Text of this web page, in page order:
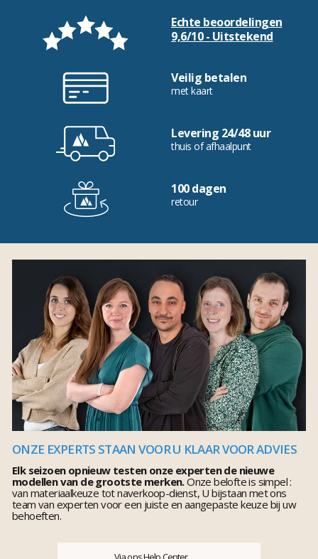
Echte beoordelingen
9,6/10 - Uitstekend
Veilig betalen
met kaart
Levering 24/48 uur
thuis of afhaalpunt
100 dagen
retour
ONZE EXPERTS STAAN VOOR U KLAAR VOOR ADVIES
Elk seizoen opnieuw testen onze experten de nieuwe
modellen van de grootste merken.Onze belofte is simpel :
van materiaalkeuze tot naverkoop-dienst, U bijstaan met ons
team van experten voor een juiste en aangepaste keuze bij uw
behoeften.